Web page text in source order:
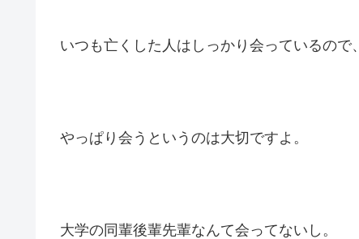
いつも亡くした人はしっかり会っているので
やっぱり会うというのは大切ですよ。
大学の同輩後輩先輩なんて会ってないし。